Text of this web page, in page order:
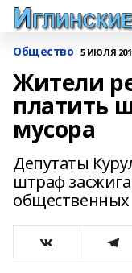
Общество 5 ИЮЛЯ
Жители
платить
мусора
Депутаты
штраф
общественных